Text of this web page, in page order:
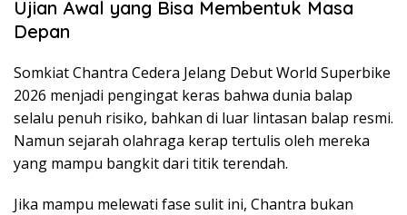
Ujian Awal yang Bisa Membentuk Masa
Depan
Somkiat Chantra Cedera Jelang Debut World Superbike
2026 menjadi pengingat keras bahwa dunia balap
selalu penuh risiko, bahkan di luar lintasan balap resmi.
Namun sejarah olahraga kerap tertulis oleh mereka
yang mampu bangkit dari titik terendah.
Jika mampu melewati fase sulit ini, Chantra bukan